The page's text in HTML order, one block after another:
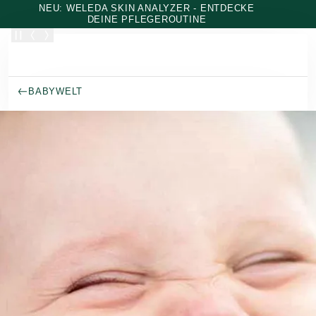
Zum Hauptinhalt wechseln
NEU: WELEDA SKIN ANALYZER - ENTDECKE
DEINE PFLEGEROUTINE
BABYWELT